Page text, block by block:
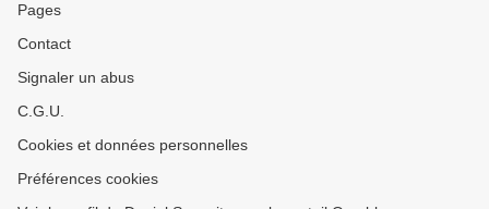
Pages
Contact
Signaler un abus
C.G.U.
Cookies et données personnelles
Préférences cookies